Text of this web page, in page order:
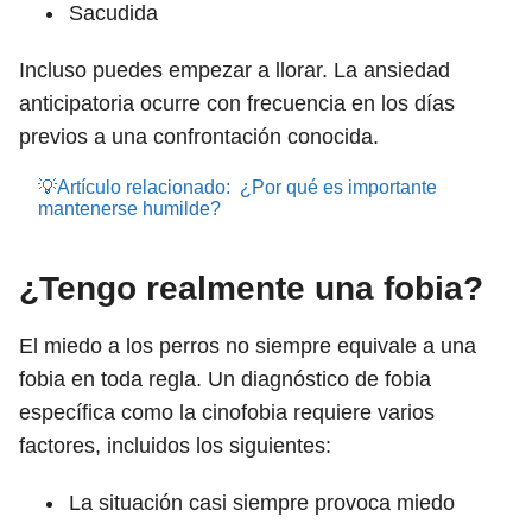
Sacudida
Incluso puedes empezar a llorar. La ansiedad
anticipatoria ocurre con frecuencia en los días
previos a una confrontación conocida.
💡Artículo relacionado: ¿Por qué es importante
mantenerse humilde?
¿Tengo realmente una fobia?
El miedo a los perros no siempre equivale a una
fobia en toda regla. Un diagnóstico de fobia
específica como la cinofobia requiere varios
factores, incluidos los siguientes:
La situación casi siempre provoca miedo